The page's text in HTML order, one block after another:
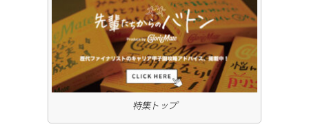
特集トップ